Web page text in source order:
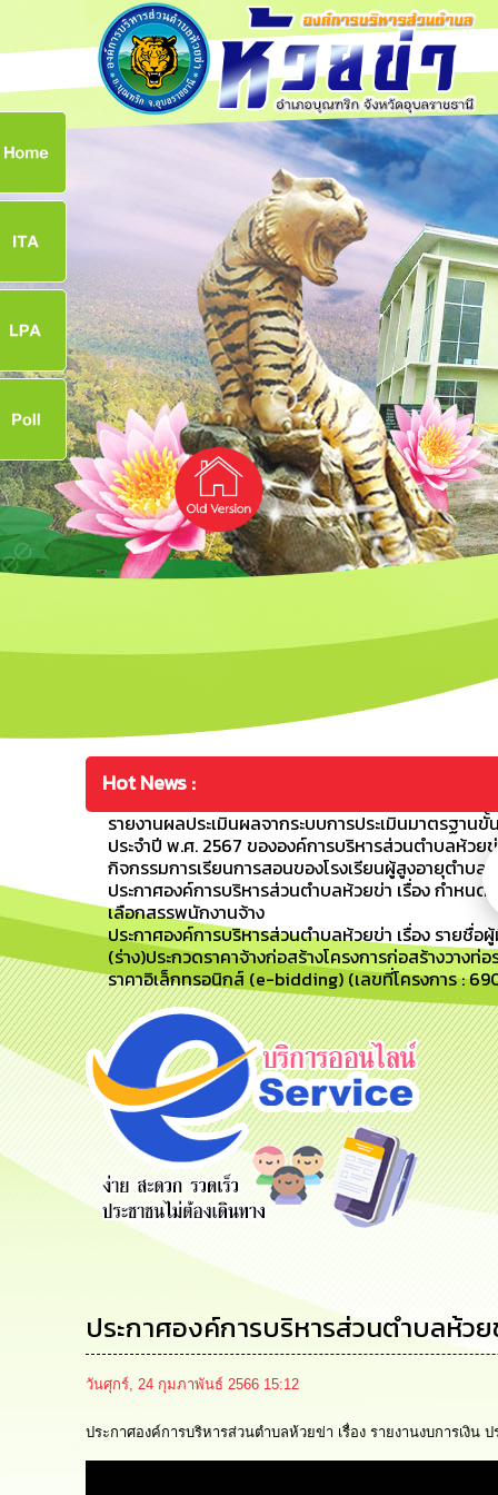
Hot News :
รายงานผลประเมินผลจากระบบการประเมินมาตรฐา
ประจำปี พ.ศ. 2567 ขององค์การบริหารส่วนตำบลห้วยข่
กิจกรรมการเรียนการสอนของโรงเรียนผู้สูงอายุตำบล
ประกาศองค์การบริหารส่วนตำบลห้วยข่า เรื่อง กำหนด
เลือกสรรพนักงานจ้าง
ประกาศองค์การบริหารส่วนตำบลห้วยข่า เรื่อง รายชื่อ
(ร่าง)ประกวดราคาจ้างก่อสร้างโครงการก่อสร้างวา
ราคาอิเล็กทรอนิกส์ (e-bidding) (เลขที่โครงการ :
สายด่วนผู้
บริหาร
รับฟังความ
คิดเห็น
ประชาชน
ร้องเรียน
ร้องทุกข์
ประกาศองค์การบริหารส่วนตำบลห้ว
วันศุกร์, 24 กุมภาพันธ์ 2566 15:12
ประกาศองค์การบริหารส่วนตำบลห้วยข่า เรื่อง รายงานงบการเงิน